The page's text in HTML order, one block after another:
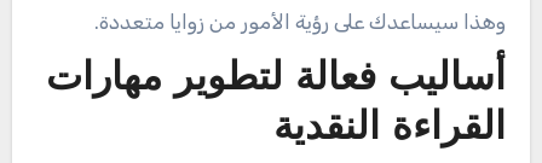
وهذا سيساعدك على رؤية الأمور من زوايا متعددة.
أساليب فعالة لتطوير مهارات
القراءة النقدية